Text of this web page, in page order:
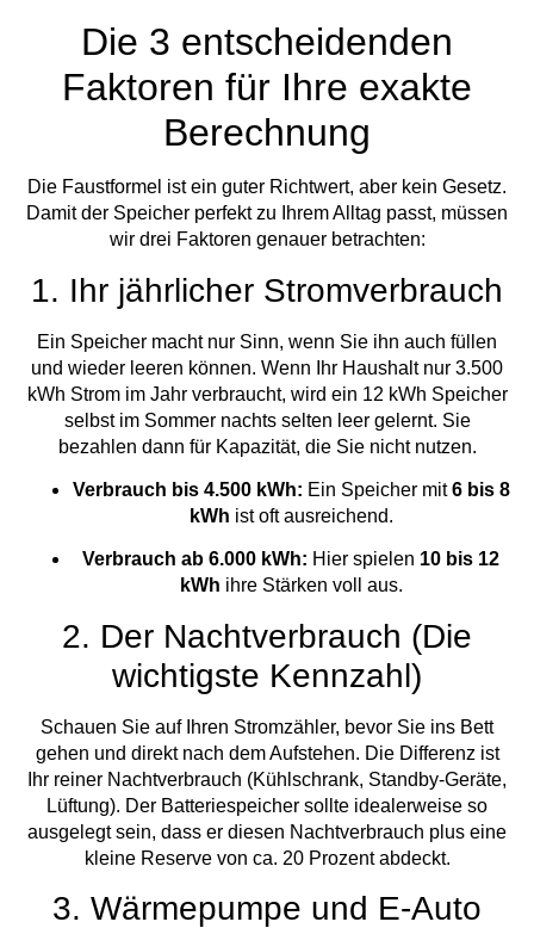
Die 3 entscheidenden
Faktoren für Ihre exakte
Berechnung
Die Faustformel ist ein guter Richtwert, aber kein Gesetz.
Damit der Speicher perfekt zu Ihrem Alltag passt, müssen
wir drei Faktoren genauer betrachten:
1. Ihr jährlicher Stromverbrauch
Ein Speicher macht nur Sinn, wenn Sie ihn auch füllen
und wieder leeren können. Wenn Ihr Haushalt nur 3.500
kWh Strom im Jahr verbraucht, wird ein 12 kWh Speicher
selbst im Sommer nachts selten leer gelernt. Sie
bezahlen dann für Kapazität, die Sie nicht nutzen.
Verbrauch bis 4.500 kWh: Ein Speicher mit6 bis 8
kWh ist oft ausreichend.
Verbrauch ab 6.000 kWh: Hier spielen 10 bis 12
kWh ihre Stärken voll aus.
2. Der Nachtverbrauch (Die
wichtigste Kennzahl)
Schauen Sie auf Ihren Stromzähler, bevor Sie ins Bett
gehen und direkt nach dem Aufstehen. Die Differenz ist
Ihr reiner Nachtverbrauch (Kühlschrank, Standby-Geräte,
Lüftung). Der Batteriespeicher sollte idealerweise so
ausgelegt sein, dass er diesen Nachtverbrauch plus eine
kleine Reserve von ca. 20 Prozent abdeckt.
3. Wärmepumpe und E-Auto